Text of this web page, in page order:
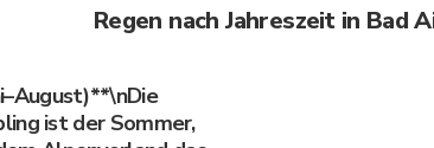
Regen nach Jahreszeit in Bad
ist der Sommer,